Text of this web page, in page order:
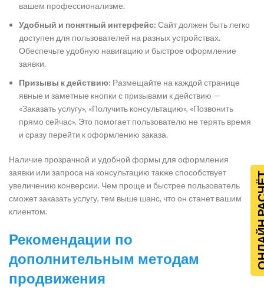
вашем профессионализме.
Удобный и понятный интерфейс: Сайт должен быть легко
доступен для пользователей на разных устройствах.
Обеспечьте удобную навигацию и быстрое оформление
заявки.
Призывы к действию: Размещайте на каждой странице
явные и заметные кнопки с призывами к действию —
«Заказать услугу», «Получить консультацию», «Позвонить
прямо сейчас». Это помогает пользователю не терять время
и сразу перейти к оформлению заказа.
Наличие прозрачной и удобной формы для оформления
заявки или запроса на консультацию также способствует
увеличению конверсии. Чем проще и быстрее пользователь
сможет заказать услугу, тем выше шанс, что он станет вашим
клиентом.
Рекомендации по
дополнительным методам
продвижения